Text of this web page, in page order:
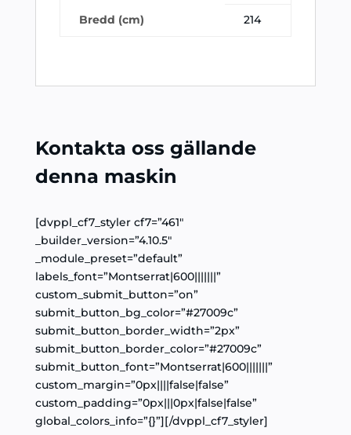
Bredd (cm) 214
Kontakta oss gällande
denna maskin
[dvppl_cf7_styler cf7=”461″
_builder_version=”4.10.5″
_module_preset=”default”
labels_font=”Montserrat|600|||||||”
custom_submit_button=”on”
submit_button_bg_color=”#27009c”
submit_button_border_width=”2px”
submit_button_border_color=”#27009c”
submit_button_font=”Montserrat|600|||||||”
custom_margin=”0px||||false|false”
custom_padding=”0px|||0px|false|false”
global_colors_info=”{}”][/dvppl_cf7_styler]